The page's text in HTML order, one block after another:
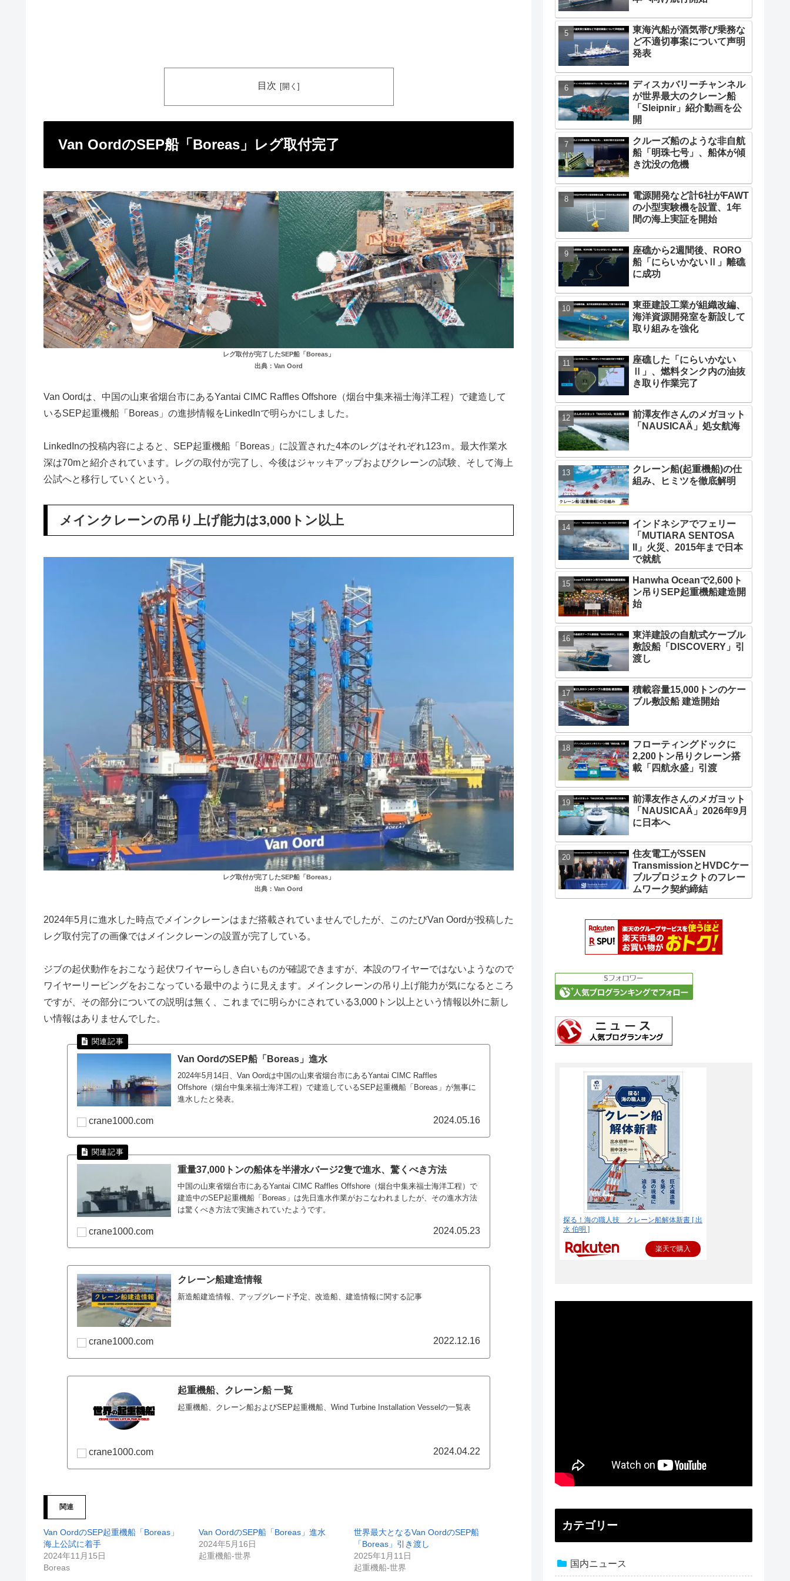
目次
Van OordのSEP船「Boreas」レグ取付完了
レグ取付が完了したSEP船「Boreas」
出典：Van Oord
Van Oordは、中国の山東省烟台市にあるYantai CIMC Raffles Offshore（烟台中集来福士海洋工程）で建造して
いるSEP起重機船「Boreas」の進捗情報をLinkedInで明らかにしました。
LinkedInの投稿内容によると、SEP起重機船「Boreas」に設置された4本のレグはそれぞれ123ｍ。最大作業水
深は70mと紹介されています。レグの取付が完了し、今後はジャッキアップおよびクレーンの試験、そして海上
公試へと移行していくという。
メインクレーンの吊り上げ能力は3,000トン以上
レグ取付が完了したSEP船「Boreas」
出典：Van Oord
2024年5月に進水した時点でメインクレーンはまだ搭載されていませんでしたが、このたびVan Oordが投稿した
レグ取付完了の画像ではメインクレーンの設置が完了している。
ジブの起伏動作をおこなう起伏ワイヤーらしき白いものが確認できますが、本設のワイヤーではないようなので
ワイヤーリービングをおこなっている最中のように見えます。メインクレーンの吊り上げ能力が気になるところ
ですが、その部分についての説明は無く、これまでに明らかにされている3,000トン以上という情報以外に新し
い情報はありませんでした。
Van OordのSEP船「Boreas」進水
2024年5月14日、Van Oordは中国の山東省烟台市にあるYantai CIMC Raffles
Offshore（烟台中集来福士海洋工程）で建造しているSEP起重機船「Boreas」が無事に
進水したと発表。
crane1000.com 2024.05.16
重量37,000トンの船体を半潜水バージ2隻で進水、驚くべき方法
中国の山東省烟台市にあるYantai CIMC Raffles Offshore（烟台中集来福士海洋工程）で
建造中のSEP起重機船「Boreas」は先日進水作業がおこなわれましたが、その進水方法
は驚くべき方法で実施されていたようです。
crane1000.com 2024.05.23
クレーン船建造情報
新造船建造情報、アップグレード予定、改造船、建造情報に関する記事
crane1000.com 2022.12.16
起重機船、クレーン船 一覧
起重機船、クレーン船およびSEP起重機船、Wind Turbine Installation Vesselの一覧表
crane1000.com 2024.04.22
関連
Van OordのSEP起重機船「Boreas」
海上公試に着手
2024年11月15日
Boreas
Van OordのSEP船「Boreas」進水
2024年5月16日
起重機船-世界
世界最大となるVan OordのSEP船
「Boreas」引き渡し
2025年1月11日
起重機船-世界
東海汽船が酒気帯び乗務な
ど不適切事案について声明
発表
ディスカバリーチャンネル
が世界最大のクレーン船
「Sleipnir」紹介動画を公
開
クルーズ船のような非自航
船「明珠七号」、船体が傾
き沈没の危機
電源開発など計6社がFAWT
の小型実験機を設置、1年
間の海上実証を開始
座礁から2週間後、RORO
船「にらいかないⅡ」離礁
に成功
東亜建設工業が組織改編、
海洋資源開発室を新設して
取り組みを強化
座礁した「にらいかない
Ⅱ」、燃料タンク内の油抜
き取り作業完了
前澤友作さんのメガヨット
「NAUSICAÄ」処女航海
クレーン船(起重機船)の仕
組み、ヒミツを徹底解明
インドネシアでフェリー
「MUTIARA SENTOSA
II」火災、2015年まで日本
で就航
Hanwha Oceanで2,600ト
ン吊りSEP起重機船建造開
始
東洋建設の自航式ケーブル
敷設船「DISCOVERY」引
渡し
積載容量15,000トンのケー
ブル敷設船 建造開始
フローティングドックに
2,200トン吊りクレーン搭
載「四航永盛」引渡
前澤友作さんのメガヨット
「NAUSICAÄ」2026年9月
に日本へ
住友電工がSSEN
TransmissionとHVDCケー
ブルプロジェクトのフレー
ムワーク契約締結
探る！海の職人技 クレーン船解体新書 [ 出
水 伯明 ]
楽天で購入
カテゴリー
国内ニュース